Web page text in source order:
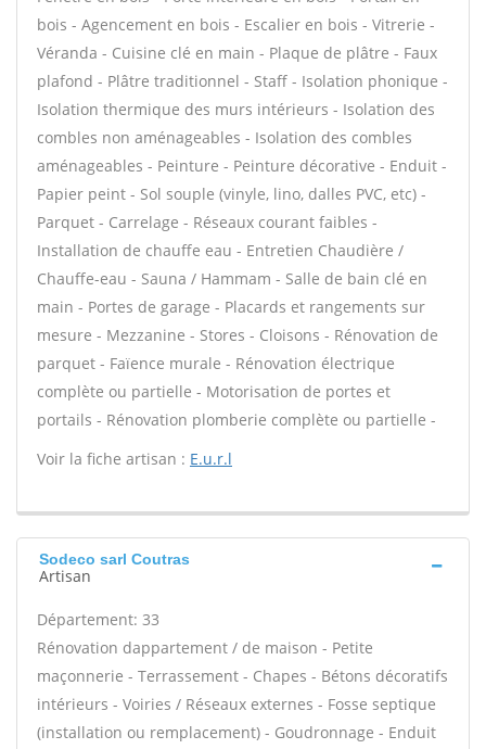
bois - Agencement en bois - Escalier en bois - Vitrerie -
Véranda - Cuisine clé en main - Plaque de plâtre - Faux
plafond - Plâtre traditionnel - Staff - Isolation phonique -
Isolation thermique des murs intérieurs - Isolation des
combles non aménageables - Isolation des combles
aménageables - Peinture - Peinture décorative - Enduit -
Papier peint - Sol souple (vinyle, lino, dalles PVC, etc) -
Parquet - Carrelage - Réseaux courant faibles -
Installation de chauffe eau - Entretien Chaudière /
Chauffe-eau - Sauna / Hammam - Salle de bain clé en
main - Portes de garage - Placards et rangements sur
mesure - Mezzanine - Stores - Cloisons - Rénovation de
parquet - Faïence murale - Rénovation électrique
complète ou partielle - Motorisation de portes et
portails - Rénovation plomberie complète ou partielle -
Voir la fiche artisan : E.u.r.l
Sodeco sarl Coutras
Artisan
Département: 33
Rénovation dappartement / de maison - Petite
maçonnerie - Terrassement - Chapes - Bétons décoratifs
intérieurs - Voiries / Réseaux externes - Fosse septique
(installation ou remplacement) - Goudronnage - Enduit